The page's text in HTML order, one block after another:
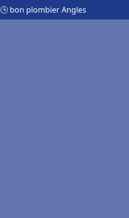
🕒 bon plombier Angles